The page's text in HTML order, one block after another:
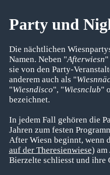
Party und
Die nächtlichen
Namen. Neben "Afterwiesn"
sie von den Party-
anderem auch als "
"Wiesndisco", "Wiesnclub"
bezeichnet.
In jedem Fall gehören die
Jahren zum festen
After Wiesn beginnt, wenn
auf der Theresienwiese) am
Bierzelte schliesst und ihre